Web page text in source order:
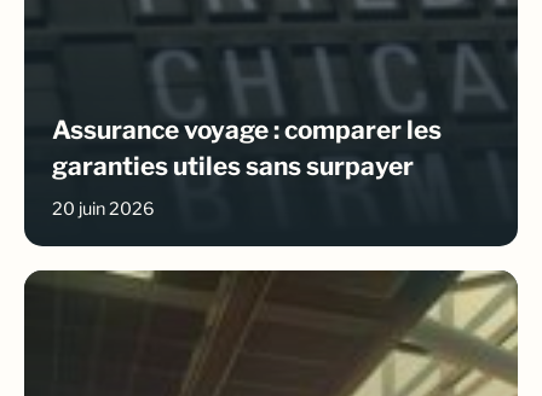
Assurance voyage : comparer les
garanties utiles sans surpayer
20 juin 2026